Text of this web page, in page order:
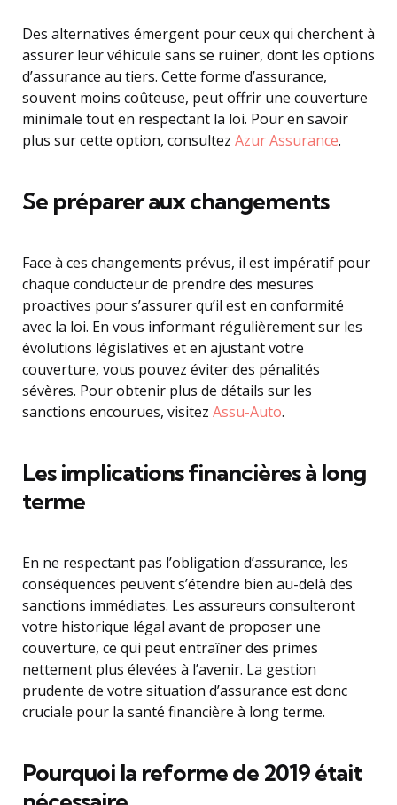
Des alternatives émergent pour ceux qui cherchent à
assurer leur véhicule sans se ruiner, dont les options
d’assurance au tiers. Cette forme d’assurance,
souvent moins coûteuse, peut offrir une couverture
minimale tout en respectant la loi. Pour en savoir
plus sur cette option, consultez Azur Assurance.
Se préparer aux changements
Face à ces changements prévus, il est impératif pour
chaque conducteur de prendre des mesures
proactives pour s’assurer qu’il est en conformité
avec la loi. En vous informant régulièrement sur les
évolutions législatives et en ajustant votre
couverture, vous pouvez éviter des pénalités
sévères. Pour obtenir plus de détails sur les
sanctions encourues, visitez Assu-Auto.
Les implications financières à long
terme
En ne respectant pas l’obligation d’assurance, les
conséquences peuvent s’étendre bien au-delà des
sanctions immédiates. Les assureurs consulteront
votre historique légal avant de proposer une
couverture, ce qui peut entraîner des primes
nettement plus élevées à l’avenir. La gestion
prudente de votre situation d’assurance est donc
cruciale pour la santé financière à long terme.
Pourquoi la reforme de 2019 était